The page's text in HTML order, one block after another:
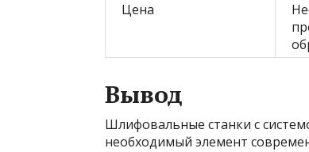
Цена
Вывод
Шлифовальные станки с
необходимый элемент